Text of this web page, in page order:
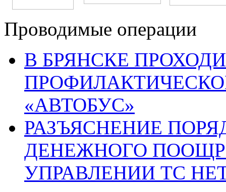
Проводимые операции
В БРЯНСКЕ
«АВТОБУС»
РАЗЪЯСНЕНИЕ
ДЕНЕЖНОГО
УПРАВЛЕНИИ ТС